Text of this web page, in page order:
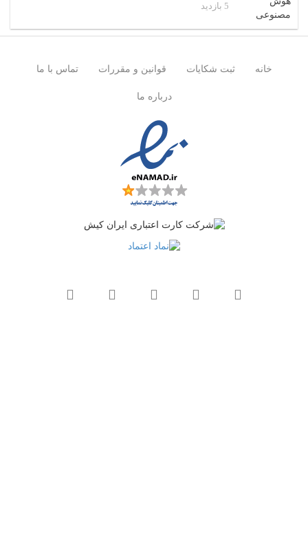
5 بازدید
خانه ثبت شکایات قوانین و مقررات تماس با ما
درباره ما